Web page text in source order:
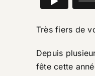
Très fiers de
Depuis
fête cette